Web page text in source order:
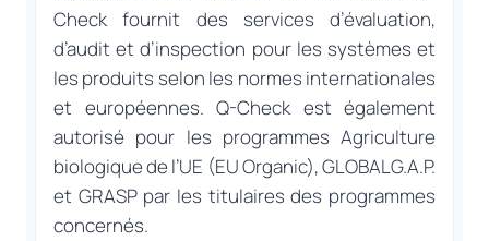
Check fournit des services d’évaluation,
d’audit et d’inspection pour les systèmes et
les produits selon les normes internationales
et européennes. Q-Check est également
autorisé pour les programmes Agriculture
biologique de l’UE (EU Organic), GLOBALG.A.P.
et GRASP par les titulaires des programmes
concernés.